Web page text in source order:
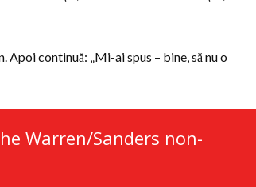
Apoi continuă: „Mi-ai spus – bine, să nu o
Warren/Sanders non-